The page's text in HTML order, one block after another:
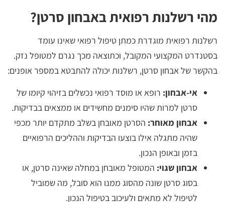
מהי רשלנות רפואית באבחון סרטן?
רשלנות רפואית מוגדרת כמתן טיפול רפואי שאינו עומד
בסטנדרט המקצועי המקובל, וכתוצאה מכך נגרם למטופל נזק.
בהקשר של אבחון סרטן, רשלנות יכולה להתבטא במספר אופנים:
אי-אבחון: רופא או מוסד רפואי נכשלים בזיהוי קיומו של
סרטן למרות שהיו סימנים מחשידים או ממצאים בבדיקות.
אבחון מאוחר: הסרטן מאובחן בשלב מתקדם יותר מכפי
שהיה מתגלה אילו בוצעו הבדיקות וההליכים הרפואיים
בזמן ובאופן הנכון.
אבחון שגוי: המטופל מאובחן במחלה שאינה סרטן, או
בסוג סרטן שונה מהסוג ממנו הוא סובל, מה שמוביל
לטיפול לא מתאים ולעיכוב בטיפול הנכון.